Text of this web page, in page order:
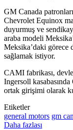
GM Canada
Chevrolet Equinox
duyurmuş ve
araba modeli
Meksika’daki görece
sağlamak istiyor.
CAMI fabrikası,
Ingersoll
ortak girişimi olarak
Etiketler
general motors gm
Daha fazlası